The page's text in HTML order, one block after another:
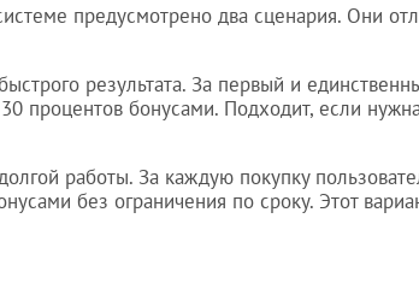
предусмотрено два сценария. Они
результата. За первый и
30 процентов бонусами. Подходит, если
работы. За каждую покупку
без ограничения по сроку. Этот